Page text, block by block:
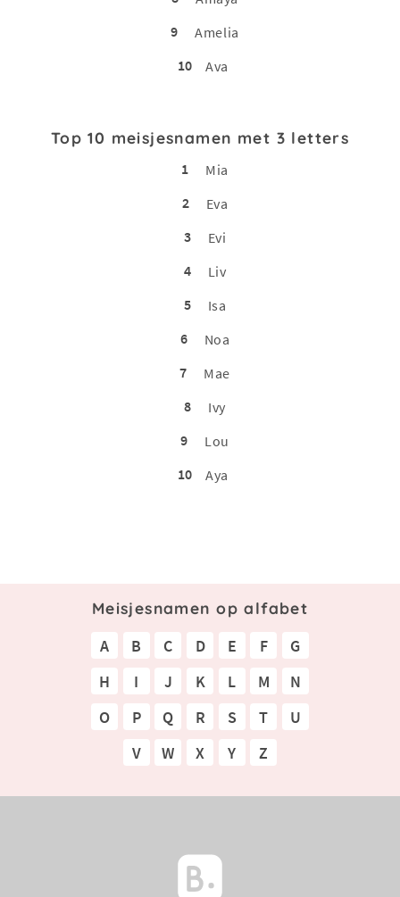
9
Amelia
10
Ava
Top 10 meisjesnamen met 3 letters
1
Mia
2
Eva
3
Evi
4
Liv
5
Isa
6
Noa
7
Mae
8
Ivy
9
Lou
10
Aya
Meisjesnamen op alfabet
A B C D E F
G
H
I J K L M
N
O
P Q R S T
U
V
W X Y Z